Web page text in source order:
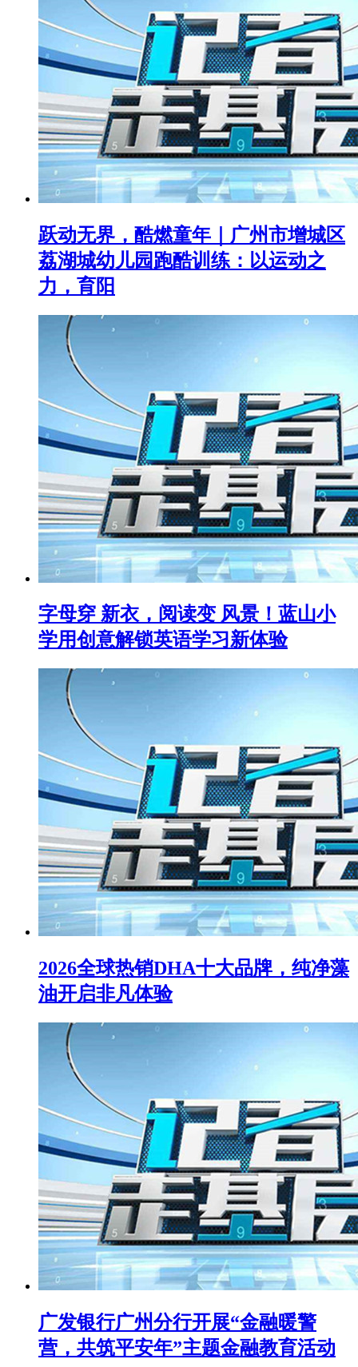
跃动无界，酷燃童年｜广州市增城区
荔湖城幼儿园跑酷训练：以运动之
力，育阳
字母穿 新衣，阅读变 风景！蓝山小
学用创意解锁英语学习新体验
2026全球热销DHA十大品牌，纯净藻
油开启非凡体验
广发银行广州分行开展“金融暖警
营，共筑平安年”主题金融教育活动